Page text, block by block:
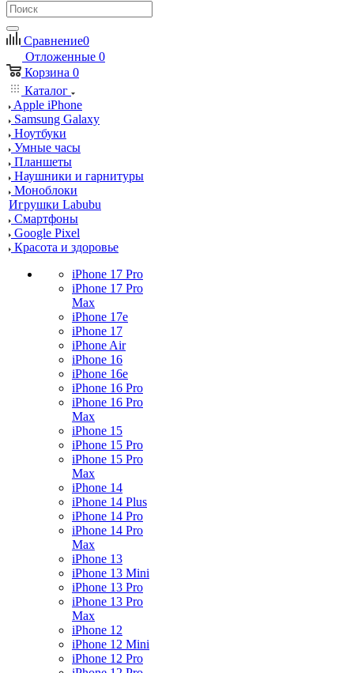
Сравнение0
Отложенные 0
Корзина 0
Каталог
Apple iPhone
Samsung Galaxy
Ноутбуки
Умные часы
Планшеты
Наушники и гарнитуры
Моноблоки
Игрушки Labubu
Смартфоны
Google Pixel
Красота и здоровье
iPhone 17 Pro
iPhone 17 Pro
Max
iPhone 17e
iPhone 17
iPhone Air
iPhone 16
iPhone 16e
iPhone 16 Pro
iPhone 16 Pro
Max
iPhone 15
iPhone 15 Pro
iPhone 15 Pro
Max
iPhone 14
iPhone 14 Plus
iPhone 14 Pro
iPhone 14 Pro
Max
iPhone 13
iPhone 13 Mini
iPhone 13 Pro
iPhone 13 Pro
Max
iPhone 12
iPhone 12 Mini
iPhone 12 Pro